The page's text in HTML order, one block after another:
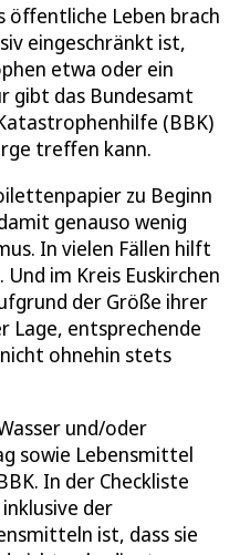
öffentliche Leben brach
eingeschränkt ist,
etwa oder ein
gibt das Bundesamt
(BBK)
treffen kann.
zu Beginn
genauso wenig
In vielen Fällen hilft
im Kreis Euskirchen
der Größe ihrer
Lage, entsprechende
ohnehin stets
und/oder
sowie Lebensmittel
In der Checkliste
der
ist, dass sie